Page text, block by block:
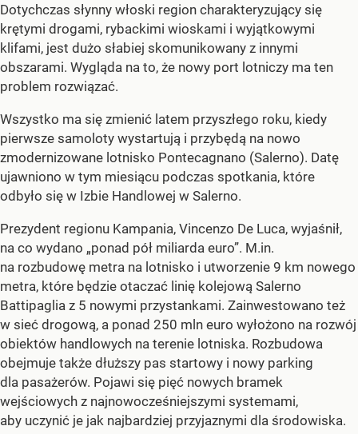
Dotychczas słynny włoski region charakteryzujący się
krętymi drogami, rybackimi wioskami i wyjątkowymi
klifami, jest dużo słabiej skomunikowany z innymi
obszarami. Wygląda na to, że nowy port lotniczy ma ten
problem rozwiązać.
Wszystko ma się zmienić latem przyszłego roku, kiedy
pierwsze samoloty wystartują i przybędą na nowo
zmodernizowane lotnisko Pontecagnano (Salerno). Datę
ujawniono w tym miesiącu podczas spotkania, które
odbyło się w Izbie Handlowej w Salerno.
Prezydent regionu Kampania, Vincenzo De Luca, wyjaśnił,
na co wydano „ponad pół miliarda euro”. M.in.
na rozbudowę metra na lotnisko i utworzenie 9 km nowego
metra, które będzie otaczać linię kolejową Salerno
Battipaglia z 5 nowymi przystankami. Zainwestowano też
w sieć drogową, a ponad 250 mln euro wyłożono na rozwój
obiektów handlowych na terenie lotniska. Rozbudowa
obejmuje także dłuższy pas startowy i nowy parking
dla pasażerów. Pojawi się pięć nowych bramek
wejściowych z najnowocześniejszymi systemami,
aby uczynić je jak najbardziej przyjaznymi dla środowiska.